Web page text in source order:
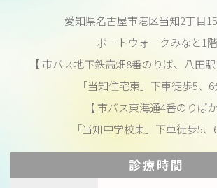
愛知県名古屋市港区当知2丁目
ポートウォークみなと1階
【 市バス地下鉄高畑8番のりば、八田
「当知住宅東」下車徒歩5、6
【 市バス東海通4番のりば
「当知中学校東」下車徒歩5、6
診療時間